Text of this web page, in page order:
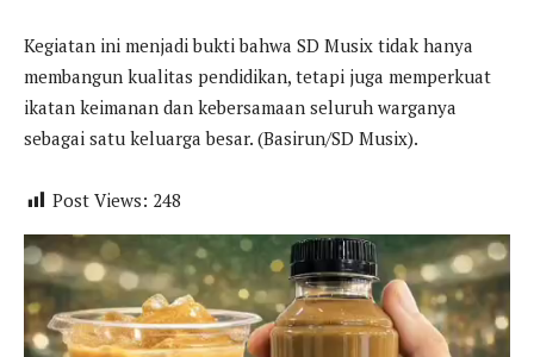
Kegiatan ini menjadi bukti bahwa SD Musix tidak hanya
membangun kualitas pendidikan, tetapi juga memperkuat
ikatan keimanan dan kebersamaan seluruh warganya
sebagai satu keluarga besar. (Basirun/SD Musix).
Post Views: 248